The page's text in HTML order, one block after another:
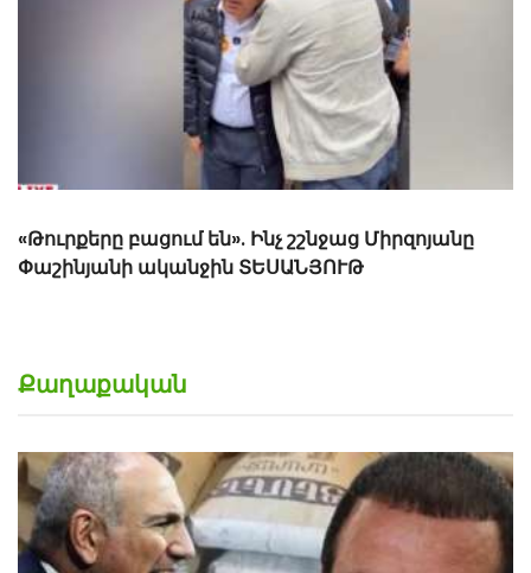
«Թուրքերը բացում են». Ինչ շշնջաց Միրզոյանը
Փաշինյանի ականջին ՏԵՍԱՆՅՈՒԹ
Քաղաքական